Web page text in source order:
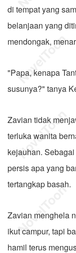
di tempat yang
belanjaan yang
mendongak,
"Papa, kenapa
susunya?" tanya
Zavian tidak
terluka wanita
kejauhan.
persis apa yang
tertangkap basah.
Zavian menghela
ikut campur, tapi
hamil terus